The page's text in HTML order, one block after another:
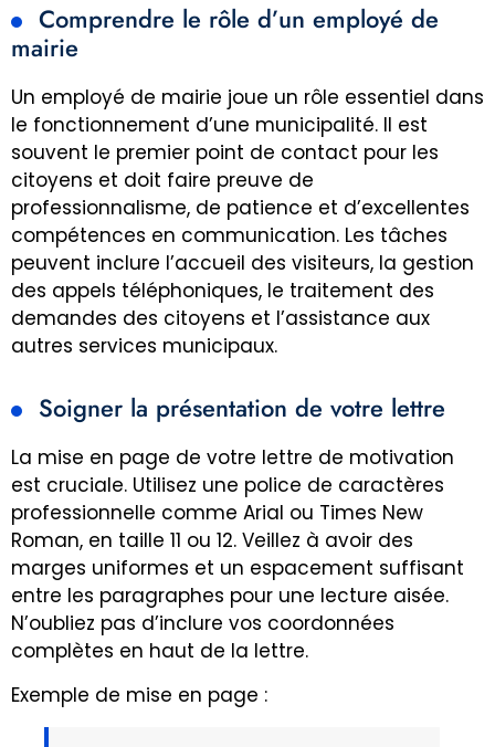
Comprendre le rôle d’un employé de
mairie
Un employé de mairie joue un rôle essentiel dans
le fonctionnement d’une municipalité. Il est
souvent le premier point de contact pour les
citoyens et doit faire preuve de
professionnalisme, de patience et d’excellentes
compétences en communication. Les tâches
peuvent inclure l’accueil des visiteurs, la gestion
des appels téléphoniques, le traitement des
demandes des citoyens et l’assistance aux
autres services municipaux.
Soigner la présentation de votre lettre
La mise en page de votre lettre de motivation
est cruciale. Utilisez une police de caractères
professionnelle comme Arial ou Times New
Roman, en taille 11 ou 12. Veillez à avoir des
marges uniformes et un espacement suffisant
entre les paragraphes pour une lecture aisée.
N’oubliez pas d’inclure vos coordonnées
complètes en haut de la lettre.
Exemple de mise en page :